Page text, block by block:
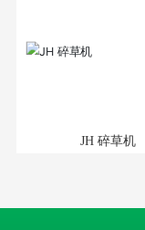
JH 碎草机